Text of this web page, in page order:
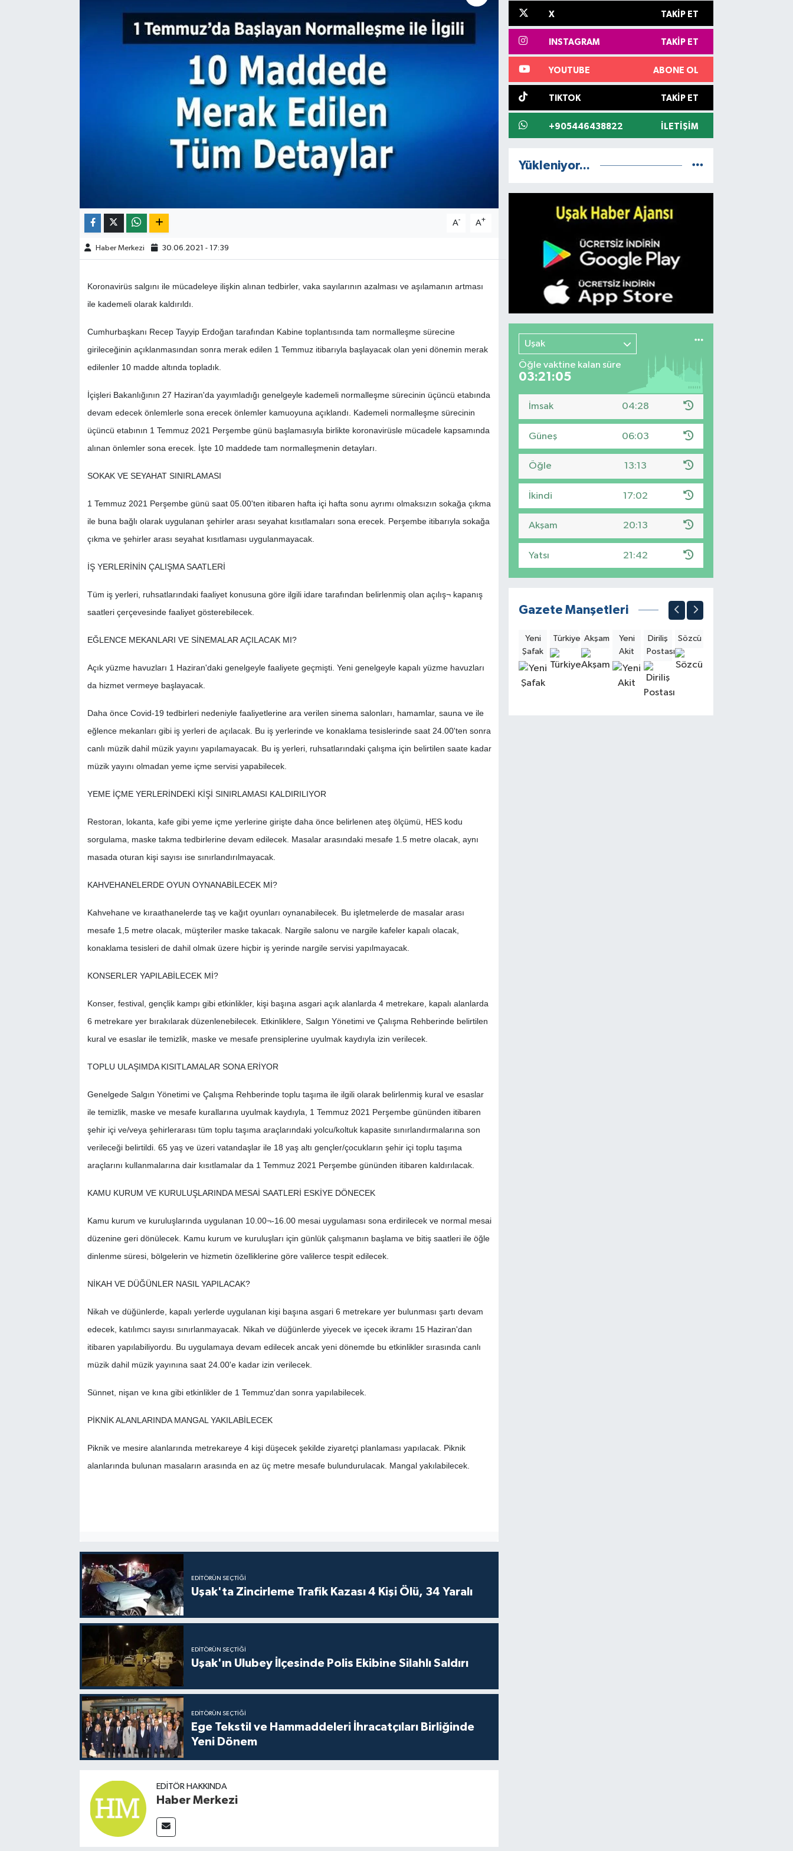
A- A+
Haber Merkezi 30.06.2021 - 17:39
Koronavirüs salgını ile mücadeleye ilişkin alınan tedbirler, vaka sayılarının azalması ve aşılamanın artması
ile kademeli olarak kaldırıldı.
Cumhurbaşkanı Recep Tayyip Erdoğan tarafından Kabine toplantısında tam normalleşme sürecine
girileceğinin açıklanmasından sonra merak edilen 1 Temmuz itibarıyla başlayacak olan yeni dönemin merak
edilenler 10 madde altında topladık.
İçişleri Bakanlığının 27 Haziran'da yayımladığı genelgeyle kademeli normalleşme sürecinin üçüncü etabında
devam edecek önlemlerle sona erecek önlemler kamuoyuna açıklandı. Kademeli normalleşme sürecinin
üçüncü etabının 1 Temmuz 2021 Perşembe günü başlamasıyla birlikte koronavirüsle mücadele kapsamında
alınan önlemler sona erecek. İşte 10 maddede tam normalleşmenin detayları.
SOKAK VE SEYAHAT SINIRLAMASI
1 Temmuz 2021 Perşembe günü saat 05.00'ten itibaren hafta içi hafta sonu ayrımı olmaksızın sokağa çıkma
ile buna bağlı olarak uygulanan şehirler arası seyahat kısıtlamaları sona erecek. Perşembe itibarıyla sokağa
çıkma ve şehirler arası seyahat kısıtlaması uygulanmayacak.
İŞ YERLERİNİN ÇALIŞMA SAATLERİ
Tüm iş yerleri, ruhsatlarındaki faaliyet konusuna göre ilgili idare tarafından belirlenmiş olan açılış¬ kapanış
saatleri çerçevesinde faaliyet gösterebilecek.
EĞLENCE MEKANLARI VE SİNEMALAR AÇILACAK MI?
Açık yüzme havuzları 1 Haziran'daki genelgeyle faaliyete geçmişti. Yeni genelgeyle kapalı yüzme havuzları
da hizmet vermeye başlayacak.
Daha önce Covid-19 tedbirleri nedeniyle faaliyetlerine ara verilen sinema salonları, hamamlar, sauna ve ile
eğlence mekanları gibi iş yerleri de açılacak. Bu iş yerlerinde ve konaklama tesislerinde saat 24.00'ten sonra
canlı müzik dahil müzik yayını yapılamayacak. Bu iş yerleri, ruhsatlarındaki çalışma için belirtilen saate kadar
müzik yayını olmadan yeme içme servisi yapabilecek.
YEME İÇME YERLERİNDEKİ KİŞİ SINIRLAMASI KALDIRILIYOR
Restoran, lokanta, kafe gibi yeme içme yerlerine girişte daha önce belirlenen ateş ölçümü, HES kodu
sorgulama, maske takma tedbirlerine devam edilecek. Masalar arasındaki mesafe 1.5 metre olacak, aynı
masada oturan kişi sayısı ise sınırlandırılmayacak.
KAHVEHANELERDE OYUN OYNANABİLECEK Mİ?
Kahvehane ve kıraathanelerde taş ve kağıt oyunları oynanabilecek. Bu işletmelerde de masalar arası
mesafe 1,5 metre olacak, müşteriler maske takacak. Nargile salonu ve nargile kafeler kapalı olacak,
konaklama tesisleri de dahil olmak üzere hiçbir iş yerinde nargile servisi yapılmayacak.
KONSERLER YAPILABİLECEK Mİ?
Konser, festival, gençlik kampı gibi etkinlikler, kişi başına asgari açık alanlarda 4 metrekare, kapalı alanlarda
6 metrekare yer bırakılarak düzenlenebilecek. Etkinliklere, Salgın Yönetimi ve Çalışma Rehberinde belirtilen
kural ve esaslar ile temizlik, maske ve mesafe prensiplerine uyulmak kaydıyla izin verilecek.
TOPLU ULAŞIMDA KISITLAMALAR SONA ERİYOR
Genelgede Salgın Yönetimi ve Çalışma Rehberinde toplu taşıma ile ilgili olarak belirlenmiş kural ve esaslar
ile temizlik, maske ve mesafe kurallarına uyulmak kaydıyla, 1 Temmuz 2021 Perşembe gününden itibaren
şehir içi ve/veya şehirlerarası tüm toplu taşıma araçlarındaki yolcu/koltuk kapasite sınırlandırmalarına son
verileceği belirtildi. 65 yaş ve üzeri vatandaşlar ile 18 yaş altı gençler/çocukların şehir içi toplu taşıma
araçlarını kullanmalarına dair kısıtlamalar da 1 Temmuz 2021 Perşembe gününden itibaren kaldırılacak.
KAMU KURUM VE KURULUŞLARINDA MESAİ SAATLERİ ESKİYE DÖNECEK
Kamu kurum ve kuruluşlarında uygulanan 10.00¬-16.00 mesai uygulaması sona erdirilecek ve normal mesai
düzenine geri dönülecek. Kamu kurum ve kuruluşları için günlük çalışmanın başlama ve bitiş saatleri ile öğle
dinlenme süresi, bölgelerin ve hizmetin özelliklerine göre valilerce tespit edilecek.
NİKAH VE DÜĞÜNLER NASIL YAPILACAK?
Nikah ve düğünlerde, kapalı yerlerde uygulanan kişi başına asgari 6 metrekare yer bulunması şartı devam
edecek, katılımcı sayısı sınırlanmayacak. Nikah ve düğünlerde yiyecek ve içecek ikramı 15 Haziran'dan
itibaren yapılabiliyordu. Bu uygulamaya devam edilecek ancak yeni dönemde bu etkinlikler sırasında canlı
müzik dahil müzik yayınına saat 24.00'e kadar izin verilecek.
Sünnet, nişan ve kına gibi etkinlikler de 1 Temmuz'dan sonra yapılabilecek.
PİKNİK ALANLARINDA MANGAL YAKILABİLECEK
Piknik ve mesire alanlarında metrekareye 4 kişi düşecek şekilde ziyaretçi planlaması yapılacak. Piknik
alanlarında bulunan masaların arasında en az üç metre mesafe bulundurulacak. Mangal yakılabilecek.
EDITÖRÜN SEÇTIĞI
Uşak'ta Zincirleme Trafik Kazası 4 Kişi Ölü, 34 Yaralı
EDITÖRÜN SEÇTIĞI
Uşak'ın Ulubey İlçesinde Polis Ekibine Silahlı Saldırı
EDITÖRÜN SEÇTIĞI
Ege Tekstil ve Hammaddeleri İhracatçıları Birliğinde
Yeni Dönem
EDITÖR HAKKINDA
Haber Merkezi
X TAKIP ET
INSTAGRAM TAKIP ET
YOUTUBE ABONE OL
TIKTOK TAKIP ET
+905446438822 İLETIŞIM
Yükleniyor...
Uşak
Öğle vaktine kalan süre
03:21:04
İmsak 04:28
Güneş 06:03
Öğle 13:13
İkindi 17:02
Akşam 20:13
Yatsı 21:42
Gazete Manşetleri
Yeni
Şafak
Türkiye Akşam
Yeni
Akit
Diriliş
Postası
Sözcü
ÖZEL HABER